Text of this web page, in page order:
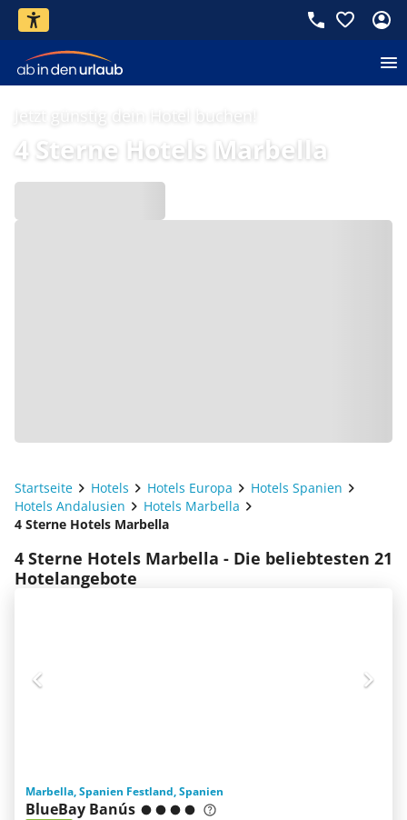
Jetzt günstig dein Hotel buchen!
4 Sterne Hotels Marbella
Startseite Hotels Hotels Europa
Hotels Spanien
Hotels Andalusien
Hotels Marbella
4 Sterne Hotels Marbella
4 Sterne Hotels Marbella - Die beliebtesten 21
Hotelangebote
Marbella, Spanien Festland, Spanien
BlueBay Banús